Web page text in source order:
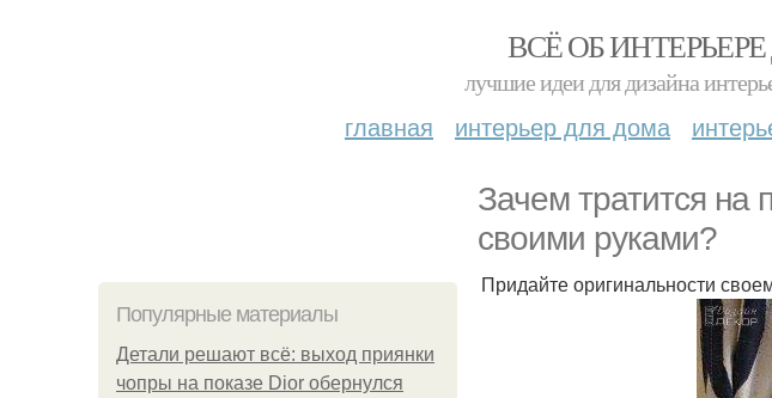
ВСЁ ОБ
лучшие идеи для дизайна
главная интерьер для дома
Зачем тратится на
своими руками?
Популярные материалы
Детали решают всё: выход приянки
чопры на показе Dior обернулся
Придайте оригинальности